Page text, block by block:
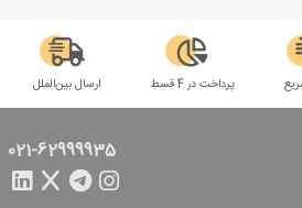
پرداخت در 4 قسط ارسال بین‌الملل
021-62999935